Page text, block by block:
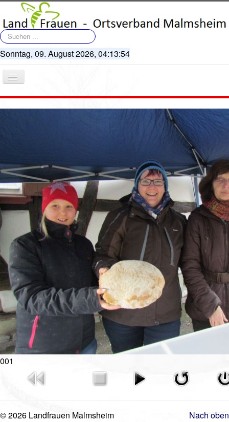
Suchen
...
Sonntag, 09. August 2026, 04:13:54
Navigation
an/aus
Terminkalender
Artikel
Bildergalerie
Videos
Vorstand
Geschichte
Gästebuch
Mitgliederanmeldung
Kontakt
Impressum
001
Nach oben
© 2026 Landfrauen Malmsheim